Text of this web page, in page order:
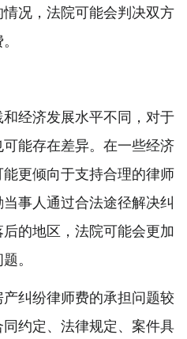
况，法院可能会判决双方
经济发展水平不同，对于
能存在差异。在一些经济
更倾向于支持合理的律师
事人通过合法途径解决纠
的地区，法院可能会更加
。
纠纷律师费的承担问题较
约定、法律规定、案件具